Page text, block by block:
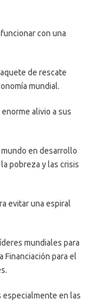
con una
de rescate
mundial.
alivio a sus
en desarrollo
pobreza y las crisis
evitar una espiral
mundiales para
Financiación para el
en las